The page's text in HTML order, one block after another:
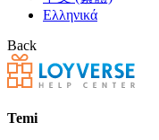
Ελληνικά
Back
Temi